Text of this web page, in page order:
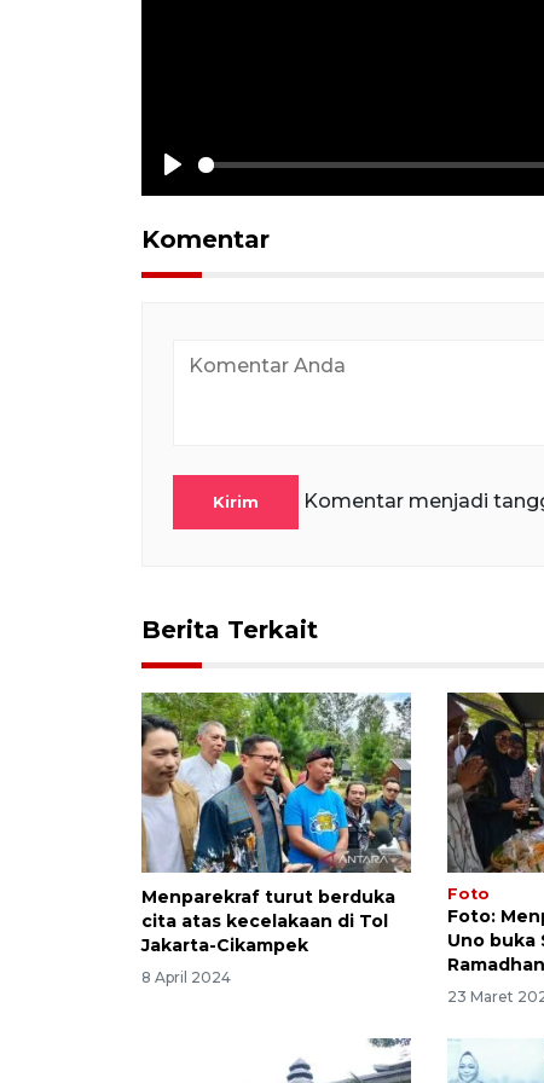
Play
Komentar
Kirim Komentar menjadi
Berita Terkait
Menparekraf turut berduka
cita atas kecelakaan di Tol
Jakarta-Cikampek
8 April 2024
Foto
Foto:
Uno buka
23 Maret